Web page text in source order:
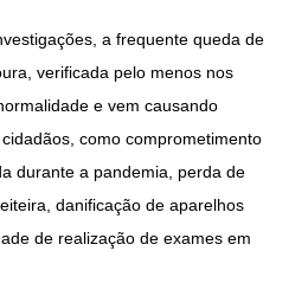
a frequente queda de
verificada pelo menos nos
e vem causando
como comprometimento
durante a pandemia, perda de
danificação de aparelhos
de realização de exames em